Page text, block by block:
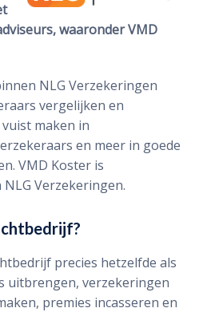
waaronder VMD
NLG Verzekeringen
vergelijken en
maken in
en meer in goede
VMD Koster is
Verzekeringen.
precies hetzelfde als
uitbrengen, verzekeringen
premies incasseren en